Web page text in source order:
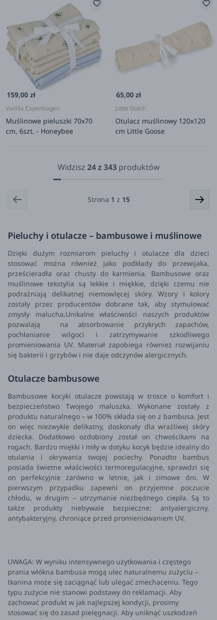
159,00 zł
Vanilla Copenhagen
Muślinowe pieluszki 70x70
cm, 6szt. - Honeybee
65,00 zł
Little Dutch
Otulacz muślinowy 120x120
cm Little Goose
Widzisz 24 z 343produktów
Strona 1 z 15
Pieluchy i otulacze – bambusowe i muślinowe
Dzięki dużym rozmiarom pieluchy i otulacze dla dzieci
stosować można również jako podkłady do przewijaka,
prześcieradła oraz chusty do karmienia. Bambusowe oraz
muślinowe tekstylia są lekkie i miękkie, dzięki czemu nie
podrażniają delikatnej niemowlęcej skóry. Wzory i kolory
zostały przez producentów dobrane tak, aby stymulować
zmysły malucha.Unikalne właściwości naszych produktów
pozwalają na absorbowanie przykrych zapachów,
pochłanianie wilgoci i zatrzymywanie szkodliwego
promieniowania UV. Materiał zapobiega również rozwijaniu
się bakterii i grzybów i nie daje odczynów alergicznych.
Otulacze bambusowe
Bambusowe kocyki otulacze powstają w trosce o komfort i
bezpieczeństwo Twojego maluszka. Wykonane zostały z
produktu naturalnego – w 100% składa się on z bambusa. Jest
on więc niezwykle delikatny, doskonały dla wrażliwej skóry
dziecka. Dodatkowo ozdobiony został on chwościkami na
rogach. Bardzo miękki i miły w dotyku kocyk będzie idealny do
otulania i okrywania twojej pociechy. Ponadto bambus
posiada świetne właściwości termoregulacyjne, sprawdzi się
on perfekcyjnie zarówno w letnie, jak i zimowe dni. W
pierwszym przypadku zapewni on przyjemne poczucie
chłodu, w drugim – utrzymanie niezbędnego ciepła. Są to
także produkty niebywale bezpieczne: antyalergiczny,
antybakteryjny, chroniące przed promieniowaniem UV.
UWAGA: W wyniku intensywnego użytkowania i częstego
prania włókna bambusa mogą ulec naturalnemu zużyciu –
tkanina może się zaciągnąć lub ulegać zmechaceniu. Tego
typu zużycie nie stanowi podstawy do reklamacji. Aby
zachować produkt w jak najlepszej kondycji, prosimy
stosować się do zasad pielęgnacji. Aby uniknąć uszkodzeń